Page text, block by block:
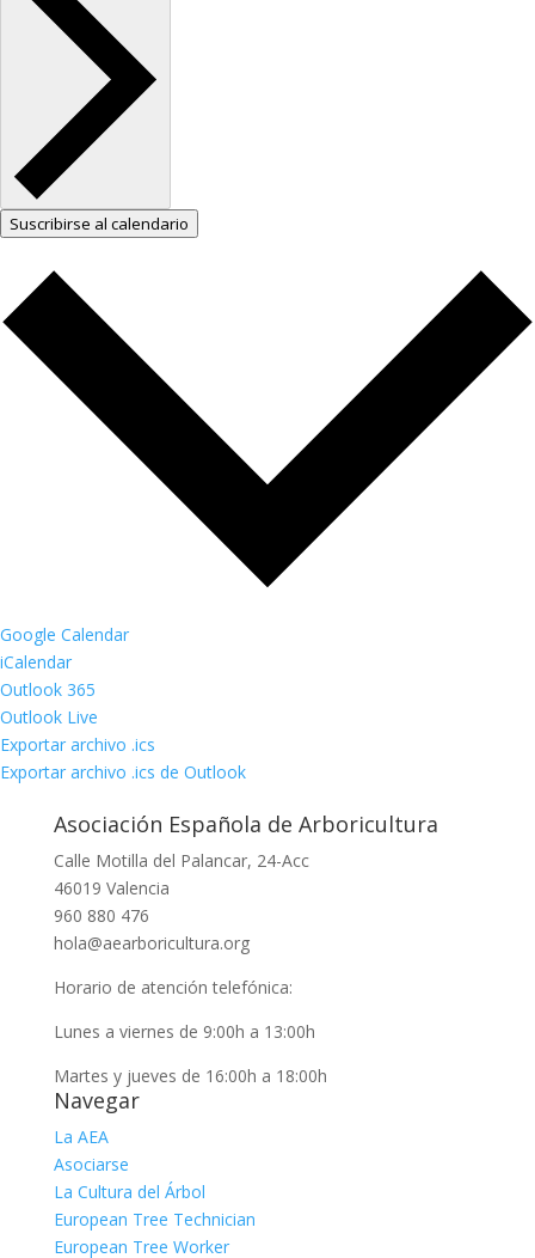
Suscribirse al calendario
Google Calendar
iCalendar
Outlook 365
Outlook Live
Exportar archivo .ics
Exportar archivo .ics de Outlook
Asociación Española de Arboricultura
Calle Motilla del Palancar, 24-Acc
46019 Valencia
960 880 476
hola@aearboricultura.org
Horario de atención telefónica:
Lunes a viernes de 9:00h a 13:00h
Martes y jueves de 16:00h a 18:00h
Navegar
La AEA
Asociarse
La Cultura del Árbol
European Tree Technician
European Tree Worker